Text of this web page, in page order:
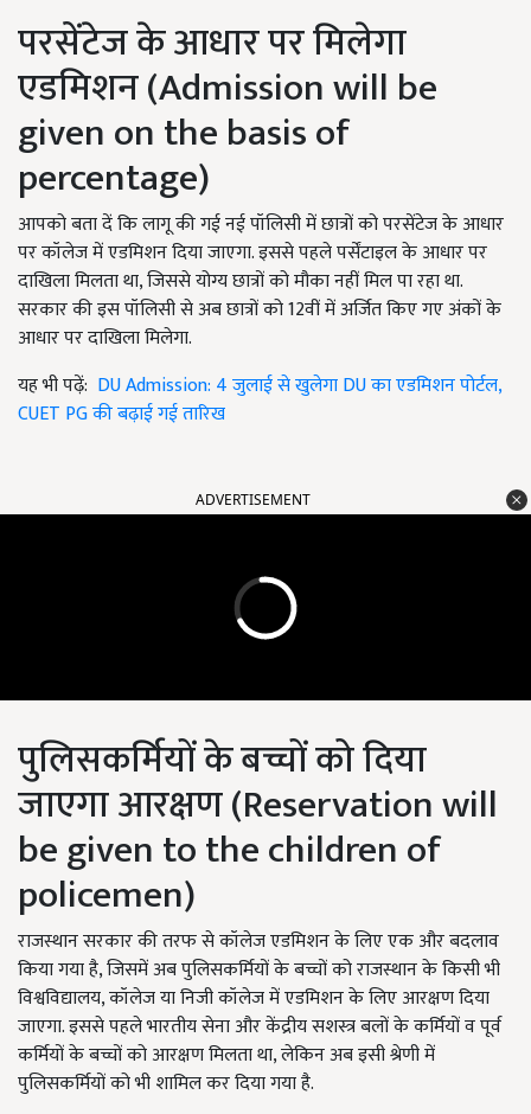
परसेंटेज के आधार पर मिलेगा
एडमिशन (Admission will be
given on the basis of
percentage)
आपको बता दें कि लागू की गई नई पॉलिसी में छात्रों को परसेंटेज के आधार
पर कॉलेज में एडमिशन दिया जाएगा. इससे पहले पर्सेंटाइल के आधार पर
दाखिला मिलता था, जिससे योग्य छात्रों को मौका नहीं मिल पा रहा था.
सरकार की इस पॉलिसी से अब छात्रों को 12वीं में अर्जित किए गए अंकों के
आधार पर दाखिला मिलेगा.
यह भी पढ़ें: DU Admission: 4 जुलाई से खुलेगा DU का एडमिशन पोर्टल,
CUET PG की बढ़ाई गई तारिख
ADVERTISEMENT
पुलिसकर्मियों के बच्चों को दिया
जाएगा आरक्षण (Reservation will
be given to the children of
policemen)
राजस्थान सरकार की तरफ से कॉलेज एडमिशन के लिए एक और बदलाव
किया गया है, जिसमें अब पुलिसकर्मियों के बच्चों को राजस्थान के किसी भी
विश्वविद्यालय, कॉलेज या निजी कॉलेज में एडमिशन के लिए आरक्षण दिया
जाएगा. इससे पहले भारतीय सेना और केंद्रीय सशस्त्र बलों के कर्मियों व पूर्व
कर्मियों के बच्चों को आरक्षण मिलता था, लेकिन अब इसी श्रेणी में
पुलिसकर्मियों को भी शामिल कर दिया गया है.